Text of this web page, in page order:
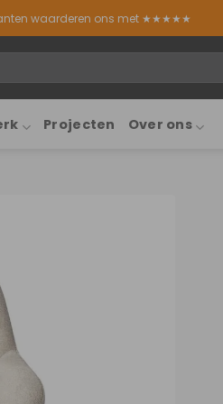
waarderen ons met ★★★★★
Projecten Over ons